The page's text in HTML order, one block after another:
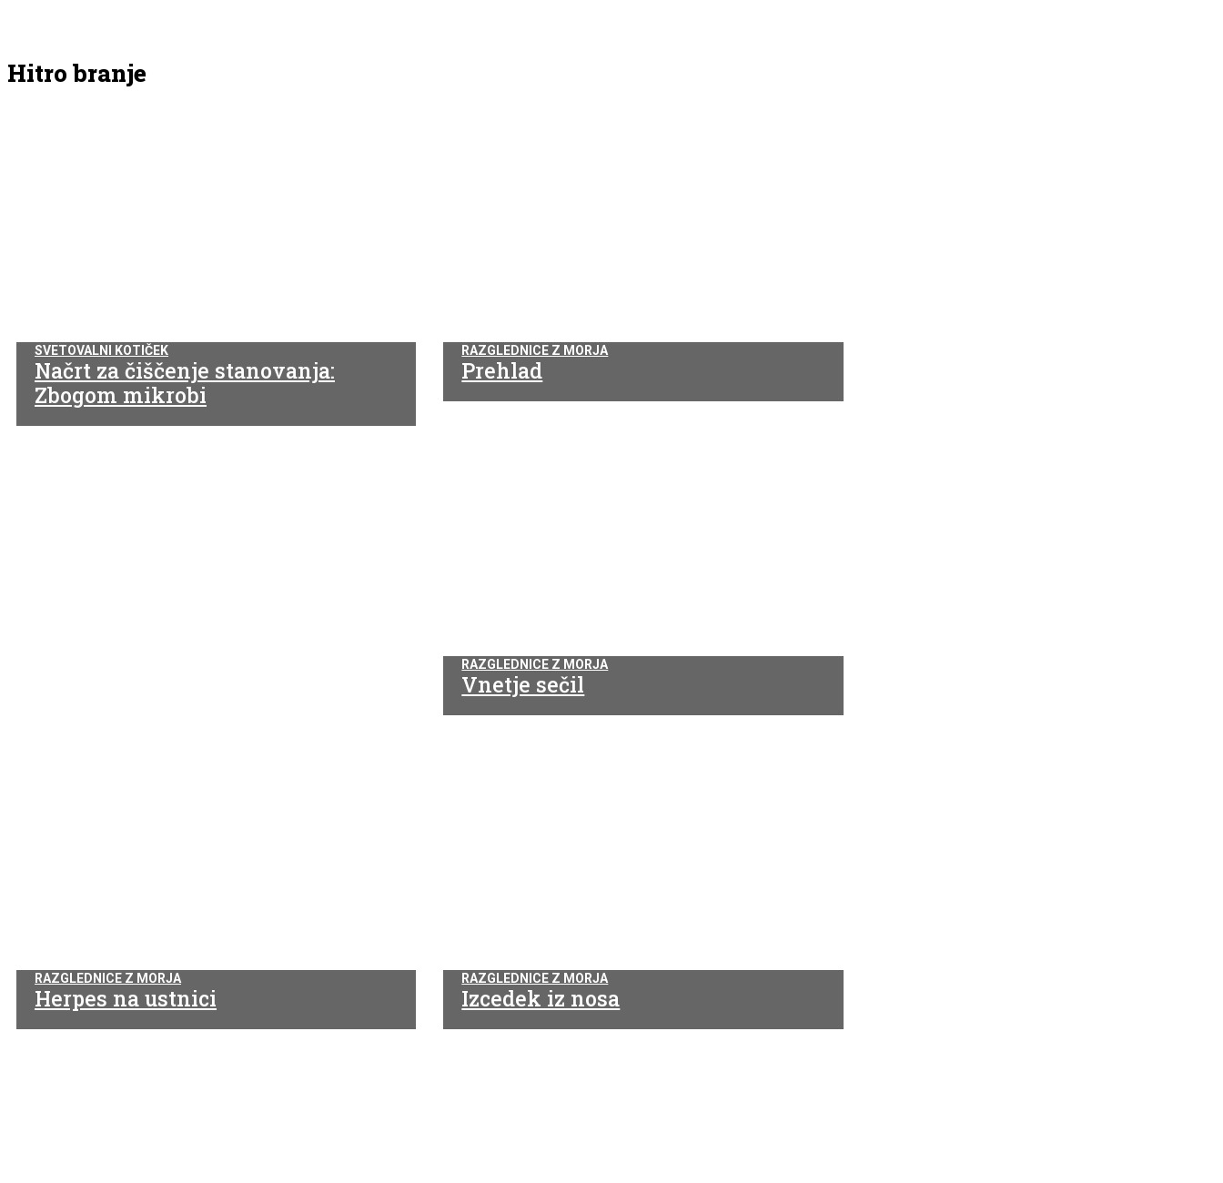
Hitro branje
SVETOVALNI KOTIČEK
Načrt za čiščenje stanovanja:
Zbogom mikrobi
RAZGLEDNICE Z MORJA
Prehlad
RAZGLEDNICE Z MORJA
Vnetje sečil
RAZGLEDNICE Z MORJA
Herpes na ustnici
RAZGLEDNICE Z MORJA
Izcedek iz nosa